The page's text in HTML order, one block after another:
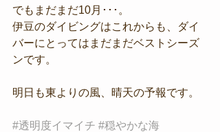
でもまだまだ10月･･･。
伊豆のダイビングはこれからも、ダイ
バーにとってはまだまだベストシーズ
ンです。
明日も東よりの風、晴天の予報です。
#透明度イマイチ #穏やかな海